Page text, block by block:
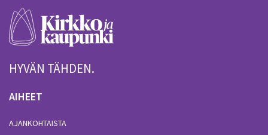
HYVÄN TÄHDEN.
AIHEET
AJANKOHTAISTA